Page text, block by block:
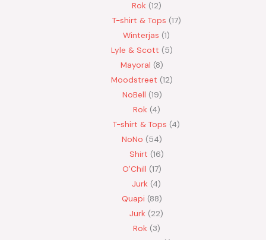
Rok 12
T-shirt & Tops 17
Winterjas 1
Lyle & Scott
5
Mayoral 8
Moodstreet 12
NoBell 19
Rok 4
T-shirt & Tops 4
NoNo
54
Shirt 16
O'Chill 17
Jurk 4
Quapi 88
Jurk 22
Rok 3